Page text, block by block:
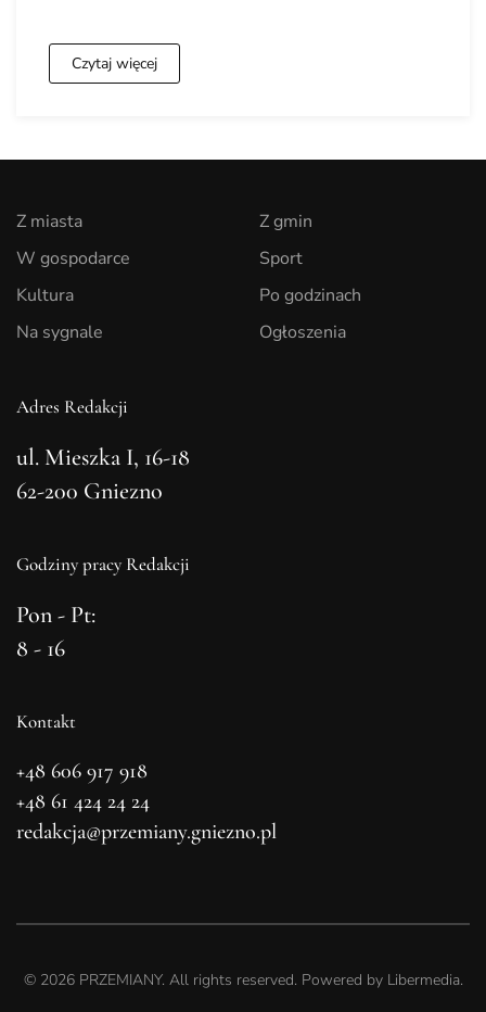
Czytaj więcej
Z miasta
W gospodarce
Kultura
Na sygnale
Z gmin
Sport
Po godzinach
Ogłoszenia
Adres Redakcji
ul. Mieszka I, 16-18
62-200 Gniezno
Godziny pracy Redakcji
Pon - Pt:
8 - 16
Kontakt
+48 606 917 918
+48 61 424 24 24
redakcja@przemiany.gniezno.pl
© 2026PRZEMIANY. All rights reserved. Powered by Libermedia.